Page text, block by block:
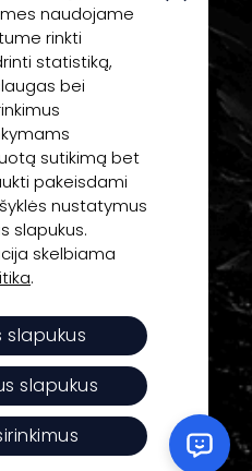
Vilnius
jūsų verslo
naudojame
rinkti
statistiką,
bei
sutikimą bet
pakeisdami
nustatymus
slapukus.
skelbiama
.
slapukus
slapukus